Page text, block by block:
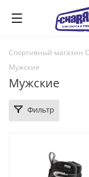
Спортивный магазин
Мужские
Мужские
Фильтр